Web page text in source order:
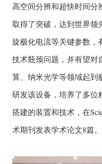
高空间分辨和超快时间分
取得了突破，达到世界领
旋极化电流等关键参数，
技术瓶颈问题，并有望对
算、纳米光学等领域起到
研发该设备，培养了多位
搭建的装置和技术，在
术期刊发表学术论文8篇。